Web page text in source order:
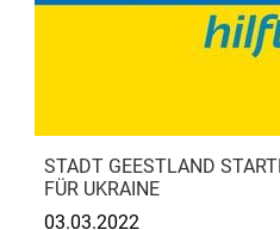
STADT GEESTLAND
FÜR UKRAINE
03.03.2022